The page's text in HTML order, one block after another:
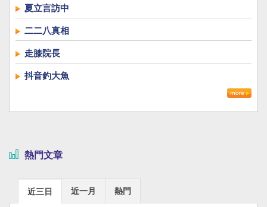
夏立言訪中
二二八真相
走膝院長
抖音釣大魚
熱門文章
近三日 近一月 熱門